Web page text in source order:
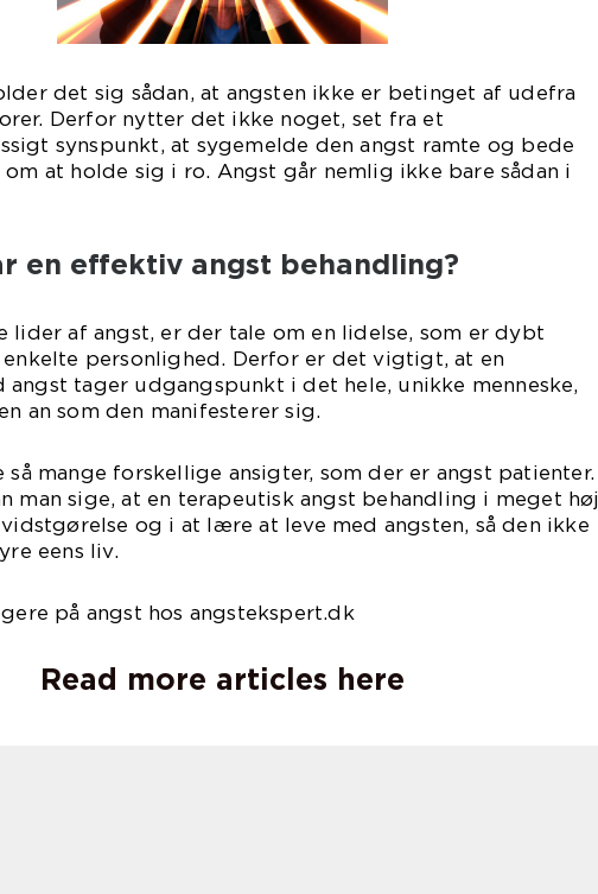
det sig sådan, at angsten ikke er betinget af udefra
Derfor nytter det ikke noget, set fra et
synspunkt, at sygemelde den angst ramte og bede
om at holde sig i ro. Angst går nemlig ikke bare sådan i
en effektiv angst behandling?
lider af angst, er der tale om en lidelse, som er dybt
personlighed. Derfor er det vigtigt, at en
angst tager udgangspunkt i det hele, unikke menneske,
an som den manifesterer sig.
så mange forskellige ansigter, som der er angst patienter.
man sige, at en terapeutisk angst behandling i meget høj
og i at lære at leve med angsten, så den ikke
eens liv.
på angst hos angstekspert.dk
Read more articles here